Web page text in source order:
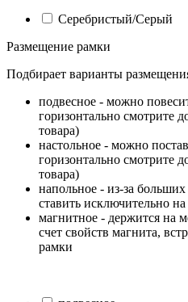
Серебристый/Серый
Размещение рамки
Подбирает варианты
подвесное - можно
горизонтально смотрите
товара)
настольное - можно
горизонтально смотрите
товара)
напольное - из-за
ставить исключительно
магнитное - держится на
счет свойств магнита,
рамки